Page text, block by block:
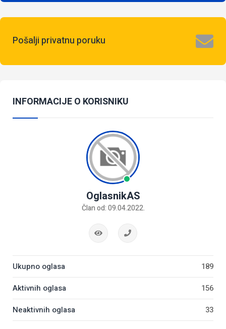
Pošalji privatnu poruku
INFORMACIJE O KORISNIKU
OglasnikAS
Član od: 09.04.2022.
Ukupno oglasa
189
Aktivnih oglasa
156
Neaktivnih oglasa
33